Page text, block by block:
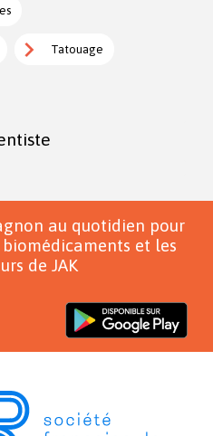
Tatouage
au quotidien pour
et les
de JAK